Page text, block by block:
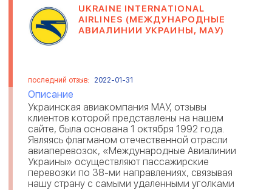
UKRAINE INTERNATIONAL
AIRLINES (МЕЖДУНАРОДНЫЕ
АВИАЛИНИИ УКРАИНЫ, МАУ)
последний отзыв: 2022-01-31
Описание
Украинская авиакомпания МАУ, отзывы
клиентов которой представлены на нашем
сайте, была основана 1 октября 1992 года.
Являясь флагманом отечественной отрасли
авиаперевозок, «Международные Авиалинии
Украины» осуществляют пассажирские
перевозки по 38-ми направлениях, связывая
нашу страну с самыми удаленными уголками